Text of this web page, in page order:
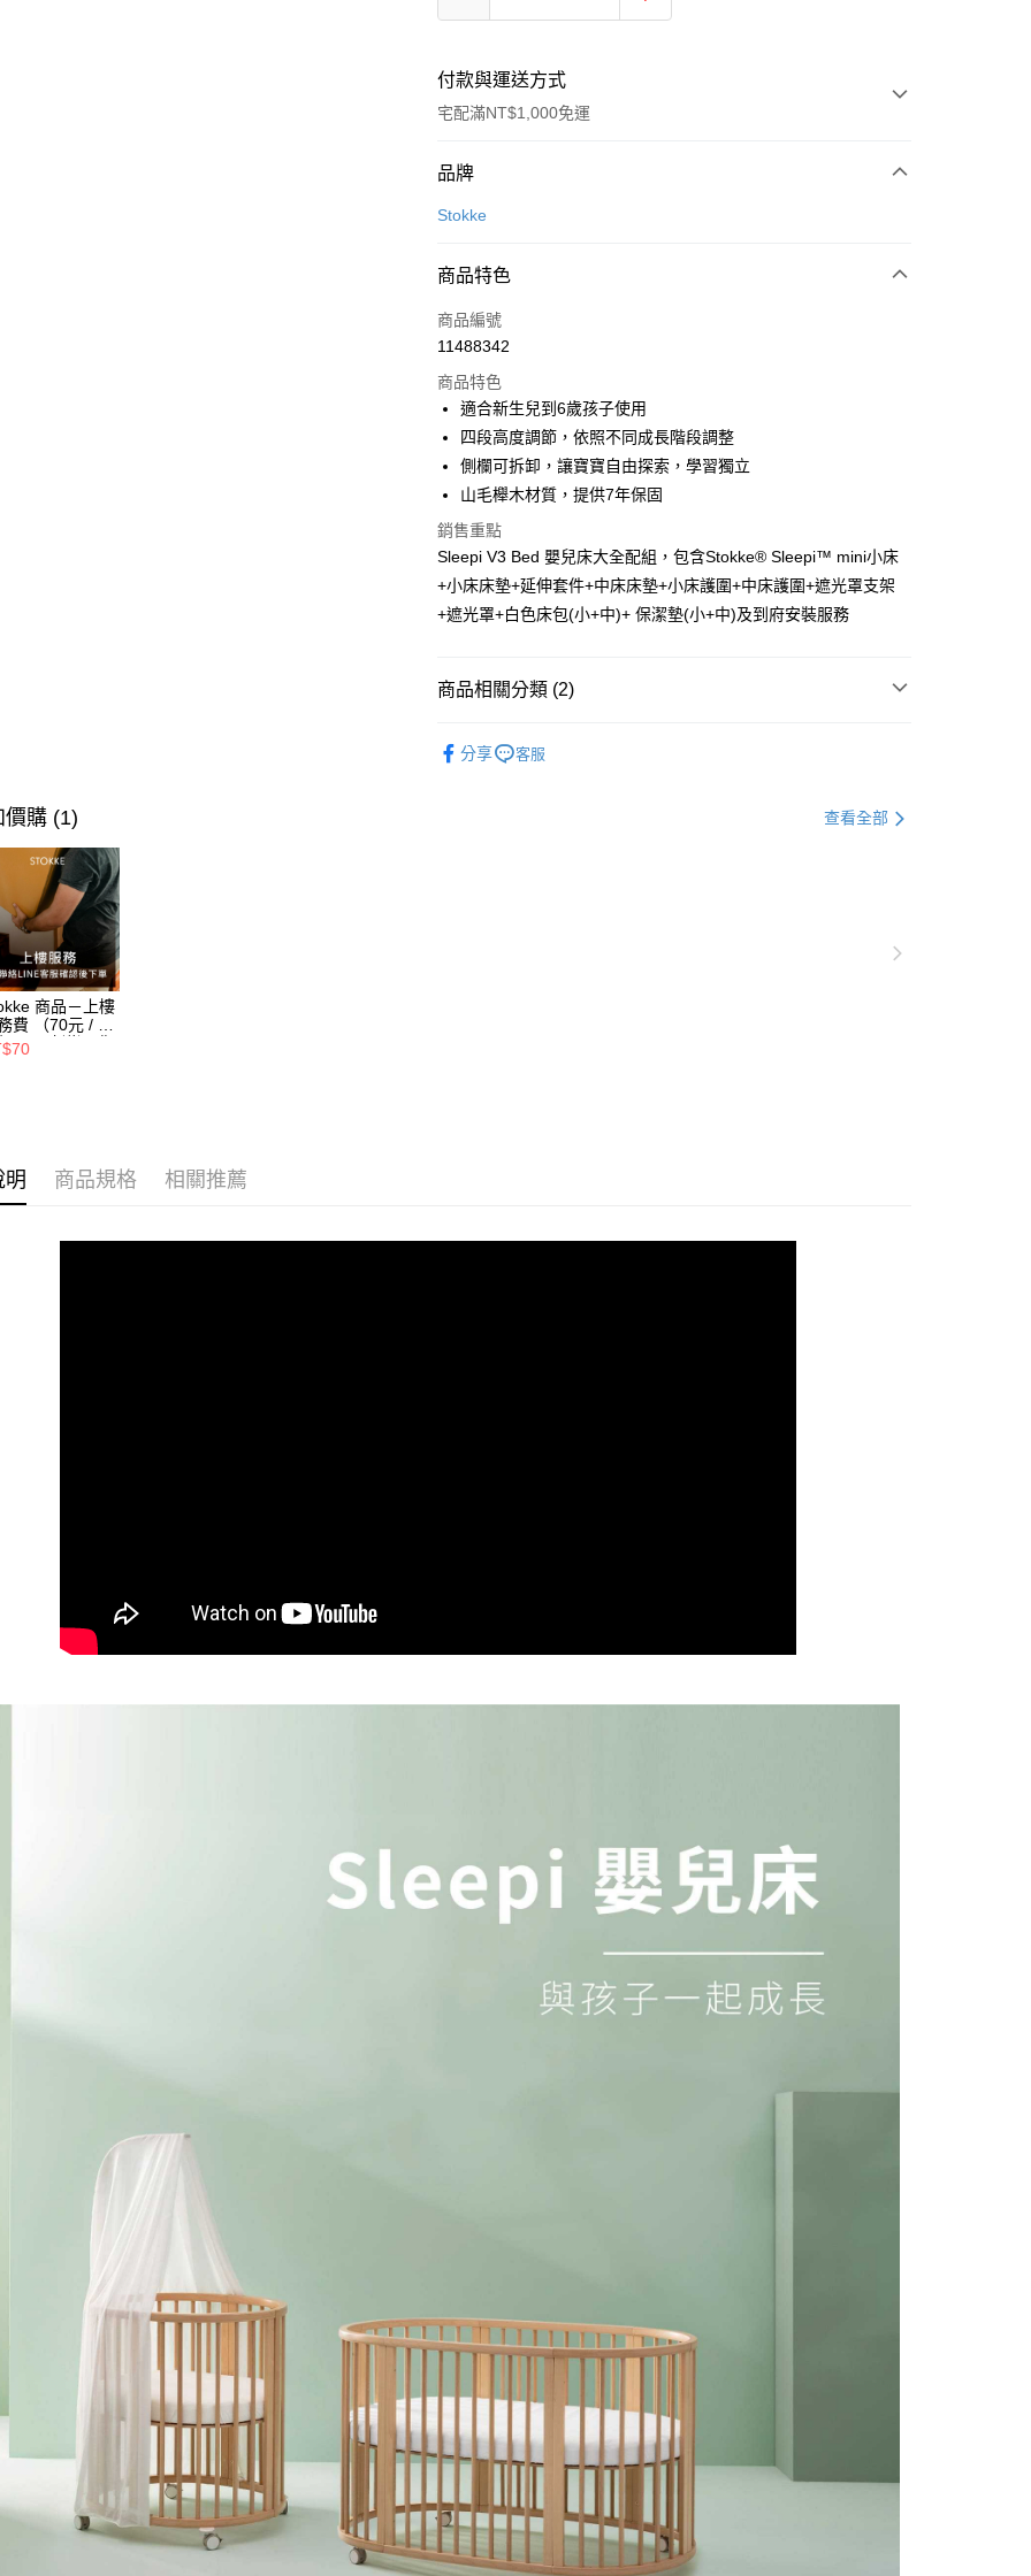
付款與運送方式
宅配滿NT$1,000免運
付款方式
信用卡一次付款
ATM付款
運送方式
新航貨運
每筆NT$150，滿NT$1,000(含以上)免運費
新航貨運-外島(每件)
每筆NT$450
品牌
Stokke
商品特色
商品編號
11488342
商品特色
適合新生兒到6歲孩子使用
四段高度調節，依照不同成長階段調整
側欄可拆卸，讓寶寶自由探索，學習獨立
山毛櫸木材質，提供7年保固
銷售重點
Sleepi V3 Bed 嬰兒床大全配組，包含Stokke® Sleepi™ mini小床
+小床床墊+延伸套件+中床床墊+小床護圍+中床護圍+遮光罩支架
+遮光罩+白色床包(小+中)+ 保潔墊(小+中)及到府安裝服務
商品相關分類 (2)
分享 客服
價購 (1) 查看全部
商品－上樓
費 （70元 / 每
層，建議選購
聯絡客服確認總
明 商品規格 相關推薦